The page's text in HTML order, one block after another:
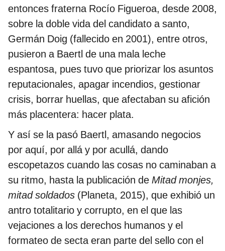
entonces fraterna Rocío Figueroa, desde 2008,
sobre la doble vida del candidato a santo,
Germán Doig (fallecido en 2001), entre otros,
pusieron a Baertl de una mala leche
espantosa, pues tuvo que priorizar los asuntos
reputacionales, apagar incendios, gestionar
crisis, borrar huellas, que afectaban su afición
más placentera: hacer plata.
Y así se la pasó Baertl, amasando negocios
por aquí, por allá y por acullá, dando
escopetazos cuando las cosas no caminaban a
su ritmo, hasta la publicación de Mitad monjes,
mitad soldados (Planeta, 2015), que exhibió un
antro totalitario y corrupto, en el que las
vejaciones a los derechos humanos y el
formateo de secta eran parte del sello con el